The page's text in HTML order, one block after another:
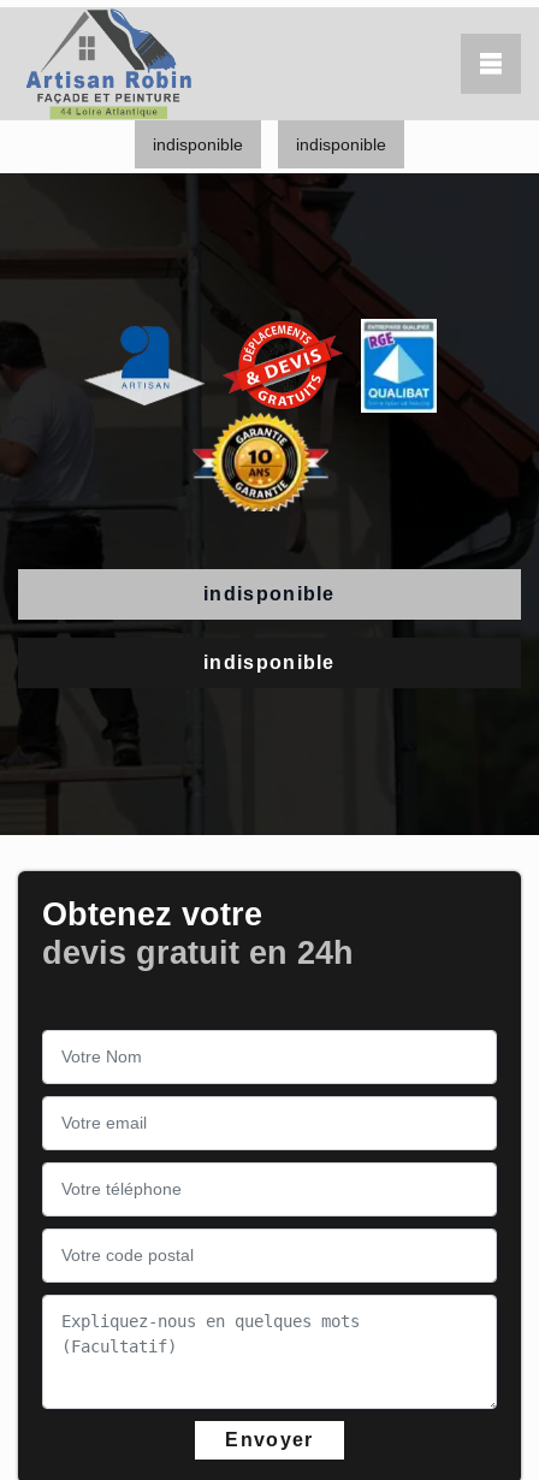
indisponible indisponible
indisponible
indisponible
Obtenez votre
devis gratuit en 24h